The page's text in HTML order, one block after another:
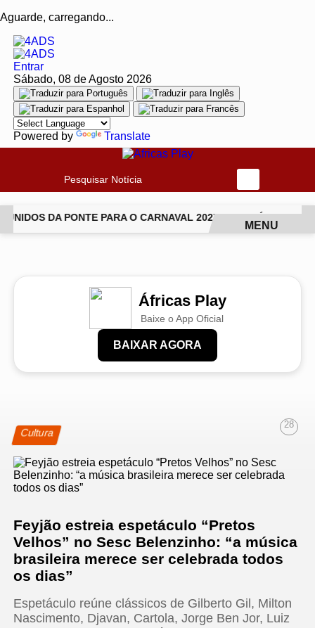
Aguarde, carregando...
Entrar
Sábado, 08 de Agosto 2026
Powered by Translate
Pesquisar Notícia
DA PONTE PARA O CARNAVAL 2027 JIU-JÍTSU
MENU
Áfricas Play
Baixe o App Oficial
BAIXAR AGORA
Cultura
28
Feyjão estreia espetáculo “Pretos
Velhos” no Sesc Belenzinho: “a música
brasileira merece ser celebrada todos
os dias”
Espetáculo reúne clássicos de Gilberto Gil, Milton
Nascimento, Djavan, Cartola, Jorge Ben Jor, Luiz